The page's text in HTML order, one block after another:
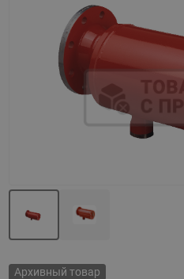
Архивный товар
Назад